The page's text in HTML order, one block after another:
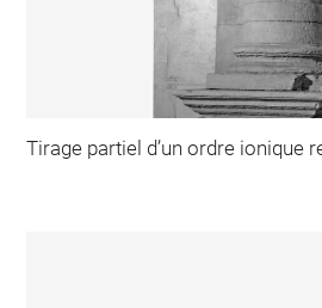
Tirage partiel d’un ordre ionique